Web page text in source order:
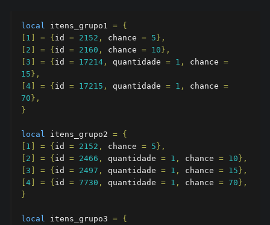
local itens_grupo1 = {
[ 1 ] = {id = 2152 , chance = 5},
[ 2 ] = {id = 2160 , chance = 10},
[ 3 ] = {id = 17214 , quantidade = 1 , chance =
15},
[4] = {id = 17215 , quantidade = 1 , chance =
70},
}
local itens_grupo2 = {
[ 1 ] = {id = 2152 , chance = 5},
[ 2 ] = {id = 2466 , quantidade = 1 , chance = 10},
[ 3 ] = {id = 2497 , quantidade = 1 , chance = 15},
[4] = {id = 7730 , quantidade = 1 , chance = 70},
}
local itens_grupo3 = {